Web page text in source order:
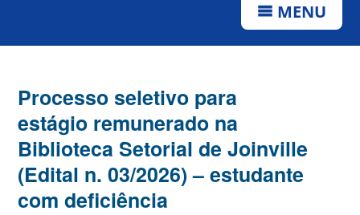
MENU
Processo seletivo para
estágio remunerado na
Biblioteca Setorial de Joinville
(Edital n. 03/2026) – estudante
com deficiência